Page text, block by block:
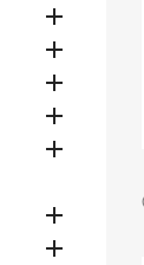






